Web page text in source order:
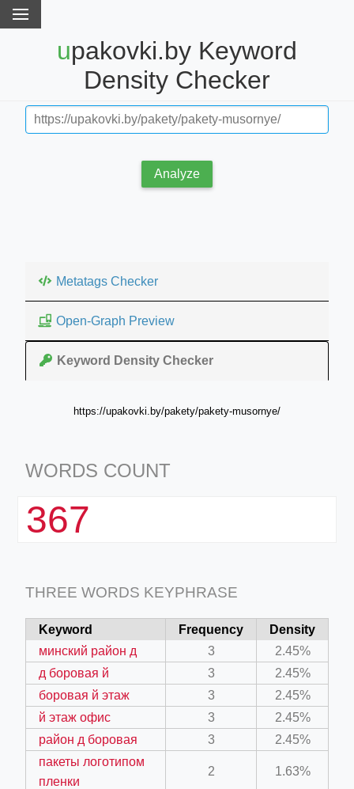
upakovki.by Keyword
Density Checker
Analyze
Metatags Checker
Open-Graph Preview
Keyword Density Checker
https://upakovki.by/pakety/pakety-musornye/
WORDS COUNT
367
THREE WORDS KEYPHRASE
Keyword Frequency
Density
минский район д
3
2.45%
д боровая й
3
2.45%
боровая й этаж
3
2.45%
й этаж офис
3
2.45%
район д боровая
3
2.45%
пакеты логотипом
пленки
2 1.63%